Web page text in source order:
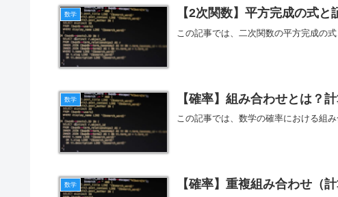
数学 【2次関数】平方完成の式と
この記事では、二次関数の平方完成の
数学 【確率】組み合わせとは？
この記事では、数学の確率における組
数学 【確率】重複組み合わせ（